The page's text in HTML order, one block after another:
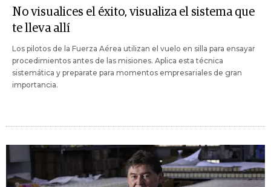
No visualices el éxito, visualiza el sistema que
te lleva allí
Los pilotos de la Fuerza Aérea utilizan el vuelo en silla para ensayar
procedimientos antes de las misiones. Aplica esta técnica
sistemática y preparate para momentos empresariales de gran
importancia.